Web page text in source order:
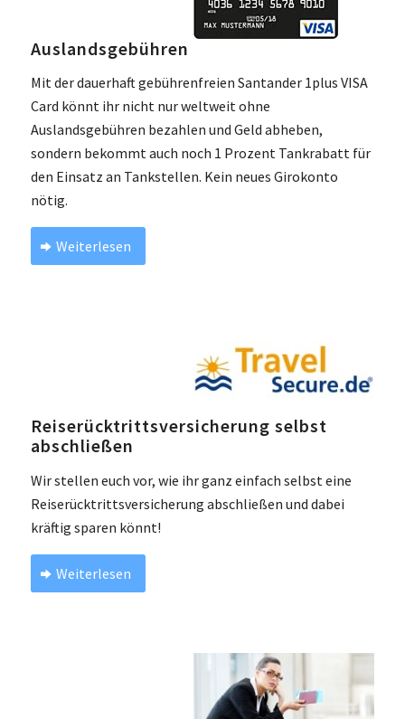
Auslandsgebühren
Mit der dauerhaft gebührenfreien Santander 1plus VISA
Card könnt ihr nicht nur weltweit ohne
Auslandsgebühren bezahlen und Geld abheben,
sondern bekommt auch noch 1 Prozent Tankrabatt für
den Einsatz an Tankstellen. Kein neues Girokonto
nötig.
Weiterlesen
Reiserücktrittsversicherung selbst
abschließen
Wir stellen euch vor, wie ihr ganz einfach selbst eine
Reiserücktrittsversicherung abschließen und dabei
kräftig sparen könnt!
Weiterlesen